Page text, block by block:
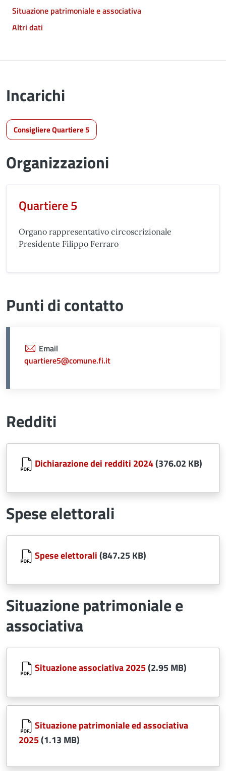
Situazione patrimoniale e associativa
Altri dati
Incarichi
Consigliere Quartiere 5
Organizzazioni
Quartiere 5
Organo rappresentativo circoscrizionale
Presidente Filippo Ferraro
Punti di contatto
Email
quartiere5@comune.fi.it
Redditi
Document
Dichiarazione dei redditi 2024(376.02 KB)
Spese elettorali
Document
Spese elettorali(847.25 KB)
Situazione patrimoniale e
associativa
Document
Situazione associativa 2025(2.95 MB)
Document
Situazione patrimoniale ed associativa
2025(1.13 MB)